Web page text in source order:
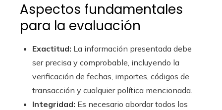
Aspectos fundamentales
para la evaluación
Exactitud: La información presentada debe
ser precisa y comprobable, incluyendo la
verificación de fechas, importes, códigos de
transacción y cualquier política mencionada.
Integridad: Es necesario abordar todos los